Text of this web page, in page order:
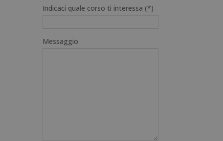
Indicaci quale corso ti interessa (*)
Messaggio